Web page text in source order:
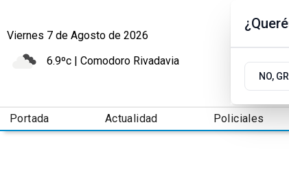
Viernes 7 de Agosto de 2026
6.9ºc | Comodoro Rivadavia
Portada Actualidad Policiales
NO,